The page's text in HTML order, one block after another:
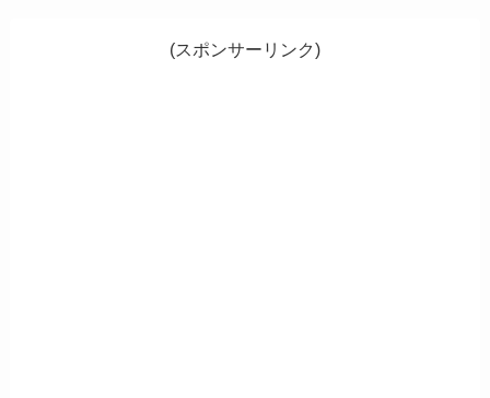
(スポンサーリンク)